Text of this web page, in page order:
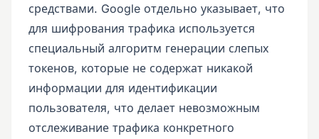
средствами. Google отдельно указывает, что
для шифрования трафика используется
специальный алгоритм генерации слепых
токенов, которые не содержат никакой
информации для идентификации
пользователя, что делает невозможным
отслеживание трафика конкретного